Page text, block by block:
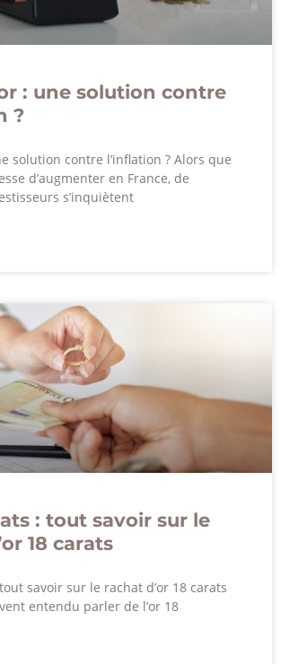
: une solution contre
?
solution contre l’inflation ? Alors que
d’augmenter en France, de
s’inquiètent
: tout savoir sur le
18 carats
savoir sur le rachat d’or 18 carats
entendu parler de l’or 18